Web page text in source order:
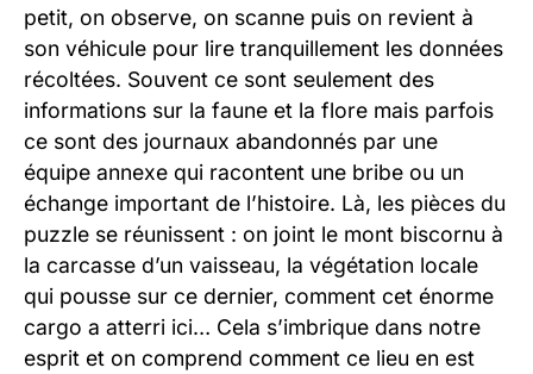
petit, on observe, on scanne puis on revient à
son véhicule pour lire tranquillement les données
récoltées. Souvent ce sont seulement des
informations sur la faune et la flore mais parfois
ce sont des journaux abandonnés par une
équipe annexe qui racontent une bribe ou un
échange important de l’histoire. Là, les pièces du
puzzle se réunissent : on joint le mont biscornu à
la carcasse d’un vaisseau, la végétation locale
qui pousse sur ce dernier, comment cet énorme
cargo a atterri ici… Cela s’imbrique dans notre
esprit et on comprend comment ce lieu en est